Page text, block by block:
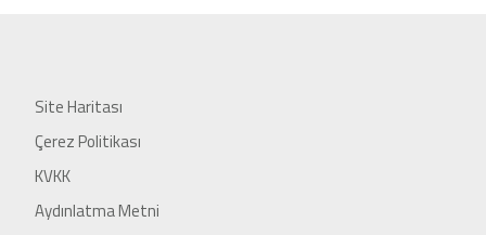
Site Haritası
Çerez Politikası
KVKK
Aydınlatma Metni